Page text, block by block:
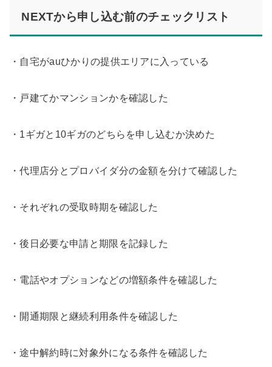
NEXTから申し込む前のチェックリスト
・自宅がauひかりの提供エリアに入っている
・戸建てかマンションかを確認した
・1ギガと10ギガのどちらを申し込むか決めた
・代理店分とプロバイダ分の金額を分けて確認した
・それぞれの受取時期を確認した
・後日必要な申請と期限を記録した
・電話やオプションなどの増額条件を確認した
・開通期限と継続利用条件を確認した
・途中解約時に対象外になる条件を確認した